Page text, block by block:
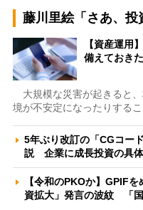
藤川里絵「さあ、投
【資産運用
備えておき
大規模な災害が起きると
境が不安定になったりする
5年ぶり改訂の「CGコー
説 企業に成長投資の具
【令和のPKOか】GPIF
資拡大」発言の波紋 「